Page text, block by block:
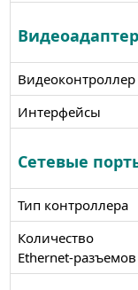
Видеоадаптер
Видеоконтроллер
Интерфейсы
Сетевые
Тип контроллера
Количество
Ethernet-разъемов